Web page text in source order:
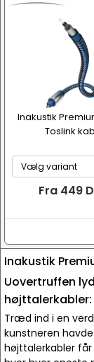
Inakustik
Toslink
Fra 449
Inakustik
Uovertruffen
højttalerkabler:
Træd ind i en
kunstneren
højttalerkabler får